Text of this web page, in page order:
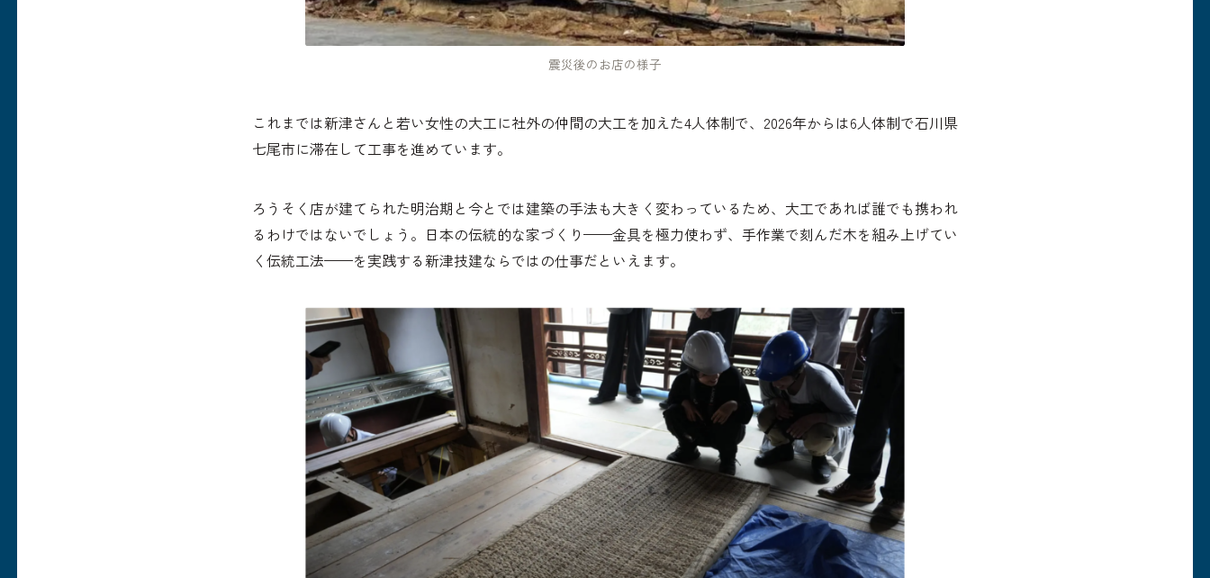
震災後のお店の様子
これまでは新津さんと若い女性の大工に社外の仲間の大工を加えた4人体制で、2026年からは6人体制で石川県
七尾市に滞在して工事を進めています。
ろうそく店が建てられた明治期と今とでは建築の手法も大きく変わっているため、大工であれば誰でも携われ
るわけではないでしょう。日本の伝統的な家づくり——金具を極力使わず、手作業で刻んだ木を組み上げてい
く伝統工法——を実践する新津技建ならではの仕事だといえます。